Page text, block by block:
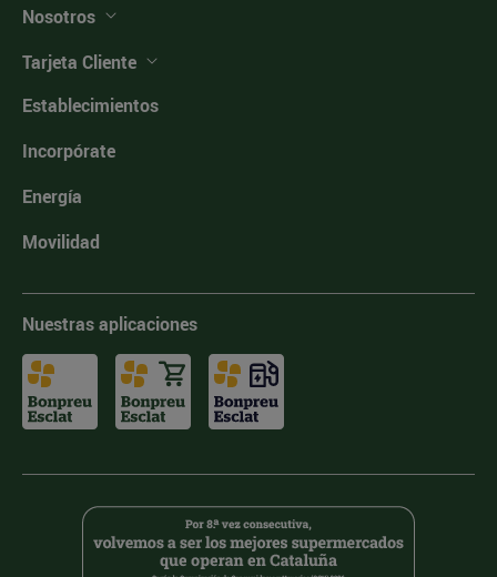
Nosotros
Tarjeta Cliente
Establecimientos
Incorpórate
Energía
Movilidad
Nuestras aplicaciones